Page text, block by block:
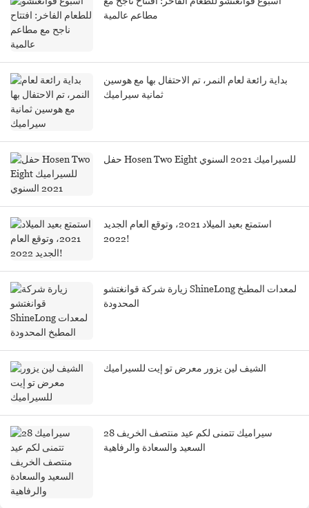
مطاعم عالمية
بداية رائعة لعام النمر، تم الاحتفال بها مع هوسين
ثمانية سيراميك
حفل Hosen Two Eight للسيراميك 2021 السنوي
استمتع بعيد الميلاد 2021، وتوقع العام الجديد
2022!
زيارة شركة قوانغتشو ShineLong لمعدات المطبخ
المحدودة
الشيف لين يزور معرض تو إيت للسيراميك
28 سيراميك تتمنى لكم عيد منتصف الخريف
السعيد والسعادة والرفاهية